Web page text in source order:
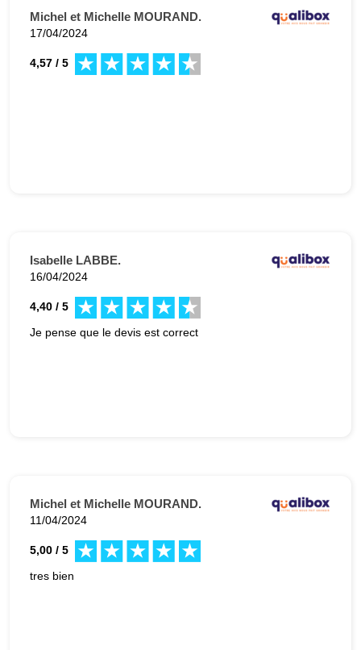
Michel et Michelle MOURAND.
17/04/2024
4,57 / 5
Isabelle LABBE.
16/04/2024
4,40 / 5
Je pense que le devis est correct
Michel et Michelle MOURAND.
11/04/2024
5,00 / 5
tres bien